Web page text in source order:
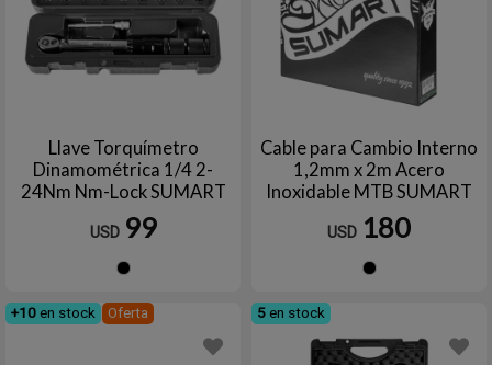
Llave Torquímetro
Dinamométrica 1/4 2-
24Nm Nm-Lock SUMART
USD 99
Cable para Cambio Interno
1,2mm x 2m Acero
Inoxidable MTB SUMART
TOOLS
USD 180
+10 en stock Oferta 5 en stock